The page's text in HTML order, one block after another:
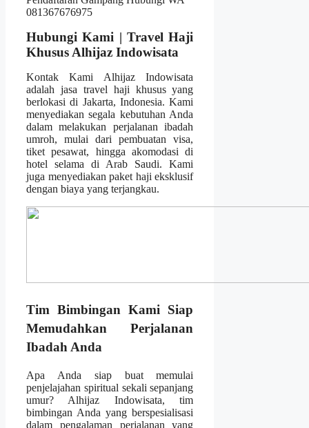
Hubungi Kami | Travel Haji
Khusus Alhijaz Indowisata
Kontak Kami Alhijaz Indowisata
adalah jasa travel haji khusus yang
berlokasi di Jakarta, Indonesia. Kami
menyediakan segala kebutuhan Anda
dalam melakukan perjalanan ibadah
umroh, mulai dari pembuatan visa,
tiket pesawat, hingga akomodasi di
hotel selama di Arab Saudi. Kami
juga menyediakan paket haji eksklusif
dengan biaya yang terjangkau.
Tim Bimbingan Kami Siap
Memudahkan Perjalanan
Ibadah Anda
Apa Anda siap buat memulai
penjelajahan spiritual sekali sepanjang
umur? Alhijaz Indowisata, tim
bimbingan Anda yang berspesialisasi
dalam pengalaman perjalanan yang